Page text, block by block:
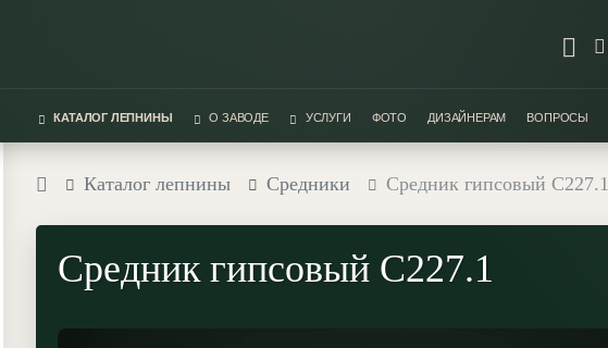
КАТАЛОГ ЛЕПНИНЫ О ЗАВОДЕ УСЛУГИ ФОТО ДИЗАЙНЕРАМ ВОПРОСЫ
Каталог лепнины Средники Средник гипсовый С227.1
Средник гипсовый С227.1